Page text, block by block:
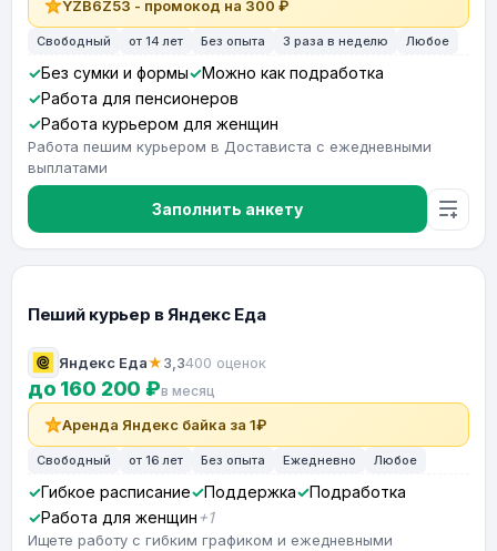
YZB6Z53 - промокод на 300 ₽
Свободный от 14 лет Без опыта 3 раза в неделю Любое
Без сумки и формы
Можно как подработка
Работа для пенсионеров
Работа курьером для женщин
Работа пешим курьером в Достависта с ежедневными
выплатами
Заполнить анкету
Пеший курьер в Яндекс Еда
Яндекс Еда★3,3400 оценок
до 160 200 ₽в месяц
Аренда Яндекс байка за 1₽
Свободный от 16 лет Без опыта Ежедневно Любое
Гибкое расписание Поддержка
Подработка
Работа для женщин +1
Ищете работу с гибким графиком и ежедневными